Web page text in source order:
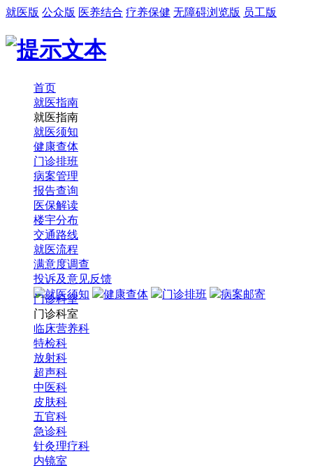
就医版 公众版 医养结合 疗养保健 无障碍浏览版 员工版
首页
就医指南
就医指南
就医须知
健康查体
门诊排班
病案管理
报告查询
医保解读
楼宇分布
交通路线
就医流程
满意度调查
投诉及意见反馈
就医须知
健康查体 门诊排班 病案邮寄
门诊科室
门诊科室
临床营养科
特检科
放射科
超声科
中医科
皮肤科
五官科
急诊科
针灸理疗科
内镜室